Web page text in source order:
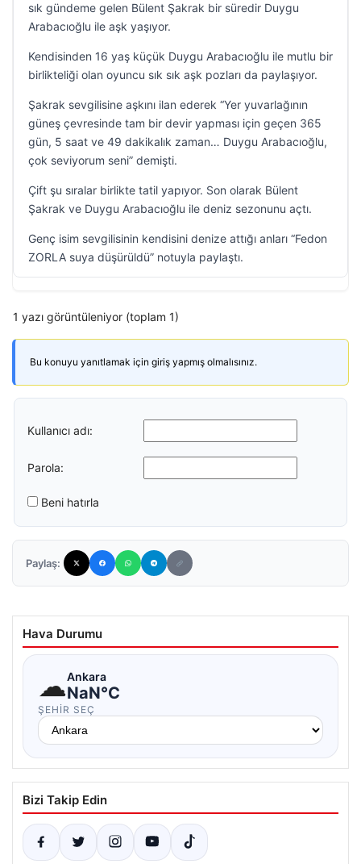
sık gündeme gelen Bülent Şakrak bir süredir Duygu
Arabacıoğlu ile aşk yaşıyor.
Kendisinden 16 yaş küçük Duygu Arabacıoğlu ile mutlu bir
birlikteliği olan oyuncu sık sık aşk pozları da paylaşıyor.
Şakrak sevgilisine aşkını ilan ederek “Yer yuvarlağının
güneş çevresinde tam bir devir yapması için geçen 365
gün, 5 saat ve 49 dakikalık zaman… Duygu Arabacıoğlu,
çok seviyorum seni” demişti.
Çift şu sıralar birlikte tatil yapıyor. Son olarak Bülent
Şakrak ve Duygu Arabacıoğlu ile deniz sezonunu açtı.
Genç isim sevgilisinin kendisini denize attığı anları “Fedon
ZORLA suya düşürüldü” notuyla paylaştı.
1 yazı görüntüleniyor (toplam 1)
Bu konuyu yanıtlamak için giriş yapmış olmalısınız.
Kullanıcı adı:
Parola:
Beni hatırla
Paylaş:
Hava Durumu
☁Ankara
NaN°C
ŞEHIR SEÇ
Bizi Takip Edin